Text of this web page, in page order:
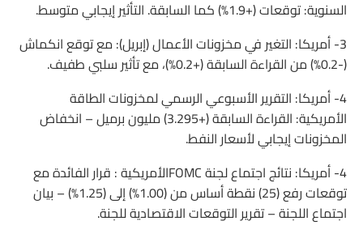
السنوية: توقعات (+1.9%) كما السابقة. التأثير إيجابي متوسط.
3- أمريكا: التغير في مخزونات الأعمال (إبريل): مع توقع انكماش
(-0.2%) من القراءة السابقة (+0.2%)، مع تأثير سلبي طفيف.
4- أمريكا: التقرير الأسبوعي الرسمي لمخزونات الطاقة
الأمريكية: القراءة السابقة (+3.295) مليون برميل – انخفاض
المخزونات إيجابي لأسعار النفط.
4- أمريكا: نتائج اجتماع لجنة FOMCالأمريكية : قرار الفائدة مع
توقعات رفع (25) نقطة أساس من (1.00%) إلى (1.25%) – بيان
اجتماع اللجنة – تقرير التوقعات الاقتصادية للجنة.